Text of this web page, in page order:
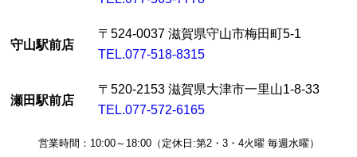
守山駅前店
〒524-0037 滋賀県守山市梅田町5-1
TEL.077-518-8315
瀬田駅前店
〒520-2153 滋賀県大津市一里山1-8-33
TEL.077-572-6165
営業時間：10:00～18:00（定休日:第2・3・4火曜 毎週水曜）